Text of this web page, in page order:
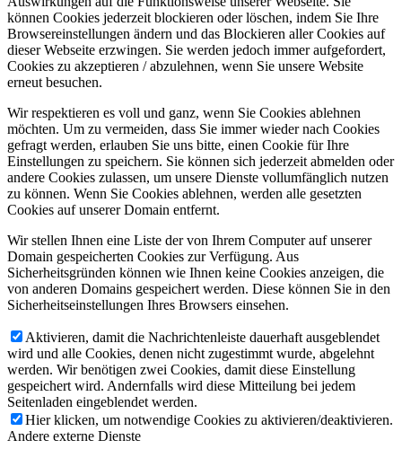
können Cookies jederzeit blockieren oder löschen, indem Sie Ihre
Browsereinstellungen ändern und das Blockieren aller Cookies auf
dieser Webseite erzwingen. Sie werden jedoch immer aufgefordert,
Cookies zu akzeptieren / abzulehnen, wenn Sie unsere Website
erneut besuchen.
Wir respektieren es voll und ganz, wenn Sie Cookies ablehnen
möchten. Um zu vermeiden, dass Sie immer wieder nach Cookies
gefragt werden, erlauben Sie uns bitte, einen Cookie für Ihre
Einstellungen zu speichern. Sie können sich jederzeit abmelden oder
andere Cookies zulassen, um unsere Dienste vollumfänglich nutzen
zu können. Wenn Sie Cookies ablehnen, werden alle gesetzten
Cookies auf unserer Domain entfernt.
Wir stellen Ihnen eine Liste der von Ihrem Computer auf unserer
Domain gespeicherten Cookies zur Verfügung. Aus
Sicherheitsgründen können wie Ihnen keine Cookies anzeigen, die
von anderen Domains gespeichert werden. Diese können Sie in den
Sicherheitseinstellungen Ihres Browsers einsehen.
Aktivieren, damit die Nachrichtenleiste dauerhaft ausgeblendet
wird und alle Cookies, denen nicht zugestimmt wurde, abgelehnt
werden. Wir benötigen zwei Cookies, damit diese Einstellung
gespeichert wird. Andernfalls wird diese Mitteilung bei jedem
Seitenladen eingeblendet werden.
Hier klicken, um notwendige Cookies zu aktivieren/deaktivieren.
Andere externe Dienste